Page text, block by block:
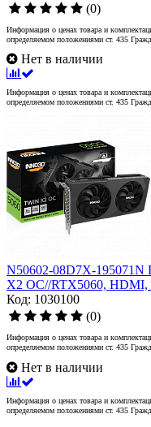
(0)
Информация о ценах товара и
определяемом положениями ст. 435
Нет в наличии
Информация о ценах товара и
определяемом положениями ст. 435
N50602-08D7X-195071N
X2 OC//RTX5060,
Код: 1030100
(0)
Информация о ценах товара и
определяемом положениями ст. 435
Нет в наличии
Информация о ценах товара и
определяемом положениями ст. 435